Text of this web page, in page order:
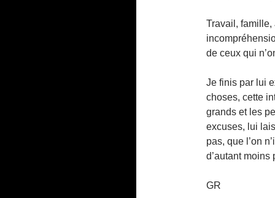
Travail, famille,
de ceux qui
Je finis par lui
choses, cette
grands et les
excuses, lui
pas, que l’on
d’autant
GR